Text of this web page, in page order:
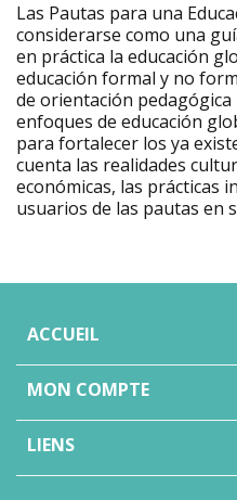
Las Pautas para una
considerarse como una
en práctica la educación
educación formal y no
de orientación
enfoques de educación
para fortalecer los ya
cuenta las realidades
económicas, las prácticas
usuarios de las pautas en
ACCUEIL
MON COMPTE
LIENS